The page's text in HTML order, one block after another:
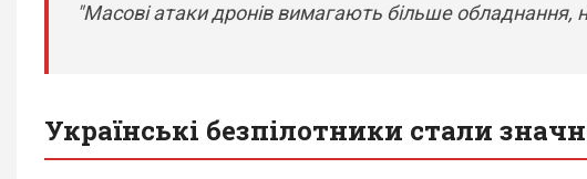
"Масові атаки дронів вимагають більше обладнання,
Українські безпілотники стали